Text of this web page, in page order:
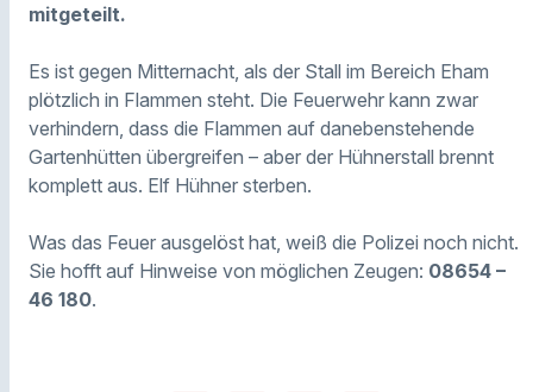
mitgeteilt.
Es ist gegen Mitternacht, als der Stall im Bereich Eham
plötzlich in Flammen steht. Die Feuerwehr kann zwar
verhindern, dass die Flammen auf danebenstehende
Gartenhütten übergreifen – aber der Hühnerstall brennt
komplett aus. Elf Hühner sterben.
Was das Feuer ausgelöst hat, weiß die Polizei noch nicht.
Sie hofft auf Hinweise von möglichen Zeugen: 08654 –
46 180.